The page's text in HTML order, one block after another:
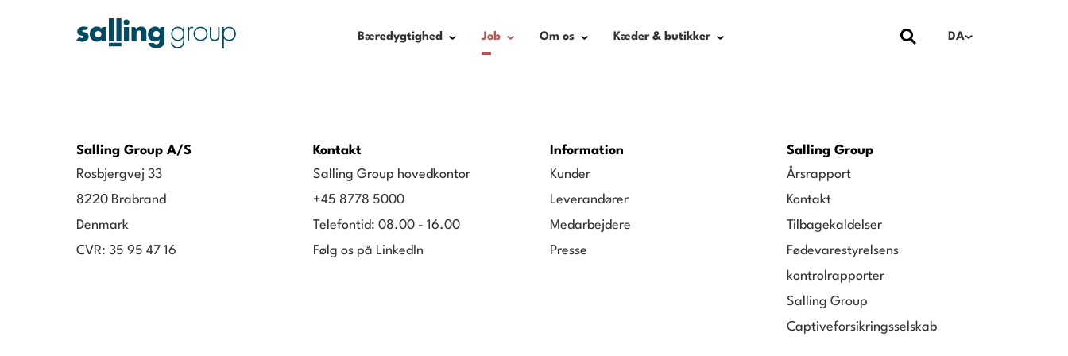
Bæredygtighed Job Om os Kæder & butikker DA
Salling Group A/S
Rosbjergvej 33
8220 Brabrand
Denmark
CVR: 35 95 47 16
Kontakt
Salling Group hovedkontor
+45 8778 5000
Telefontid: 08.00 - 16.00
Følg os på LinkedIn
Information
Kunder
Leverandører
Medarbejdere
Presse
Salling Group
Årsrapport
Kontakt
Tilbagekaldelser
Fødevarestyrelsens
kontrolrapporter
Salling Group
Captiveforsikringsselskab